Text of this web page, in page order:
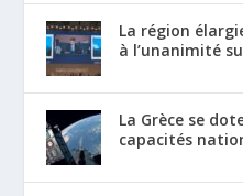
La région
à l’unanimité
La Grèce se
capacités